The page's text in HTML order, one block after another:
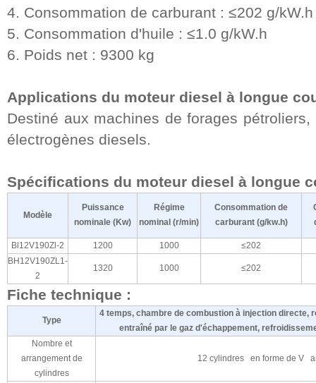
4. Consommation de carburant : ≤202 g/kW.h
5. Consommation d'huile : ≤1.0 g/kW.h
6. Poids net : 9300 kg
Applications du moteur diesel à longue
Destiné aux machines de forages
électrogènes diesels.
Spécifications du moteur diesel à longue
Modèle
Puissance
nominale (Kw)
Régime
nominal (r/min)
Consommation de
carburant (g/kw.h)
Bl12V190Zl-2 1200 1000
≤202
BH12V190ZL1-
2
1320 1000 ≤202
Fiche technique :
Type
4 temps, chambre de combustion à injection directe,
entraîné par le gaz d'échappement,
Nombre et
arrangement de
cylindres
12 cylindres en forme de V